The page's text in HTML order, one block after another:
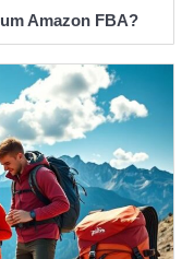
Amazon FBA?